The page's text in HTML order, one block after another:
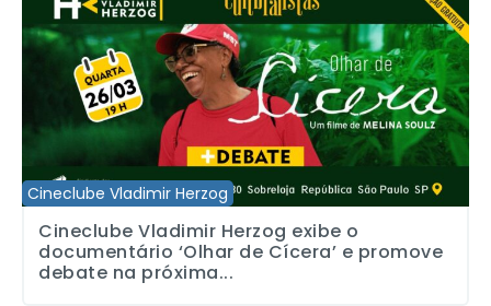
Cineclube Vladimir Herzog
Cineclube Vladimir Herzog exibe o
documentário ‘Olhar de Cícera’ e promove
debate na próxima...